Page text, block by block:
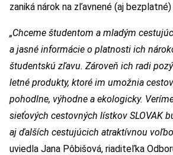
zaniká nárok na zľavnené (aj
„Chceme študentom a mladým
a jasné informácie o platnosti ich
študentskú zľavu. Zároveň ich radi
letné produkty, ktoré im umožnia
pohodlne, výhodne a ekologicky.
sieťových cestovných lístkov SLOVAK
aj ďalších cestujúcich atraktívnou
uviedla Jana Pôbišová, riaditeľka